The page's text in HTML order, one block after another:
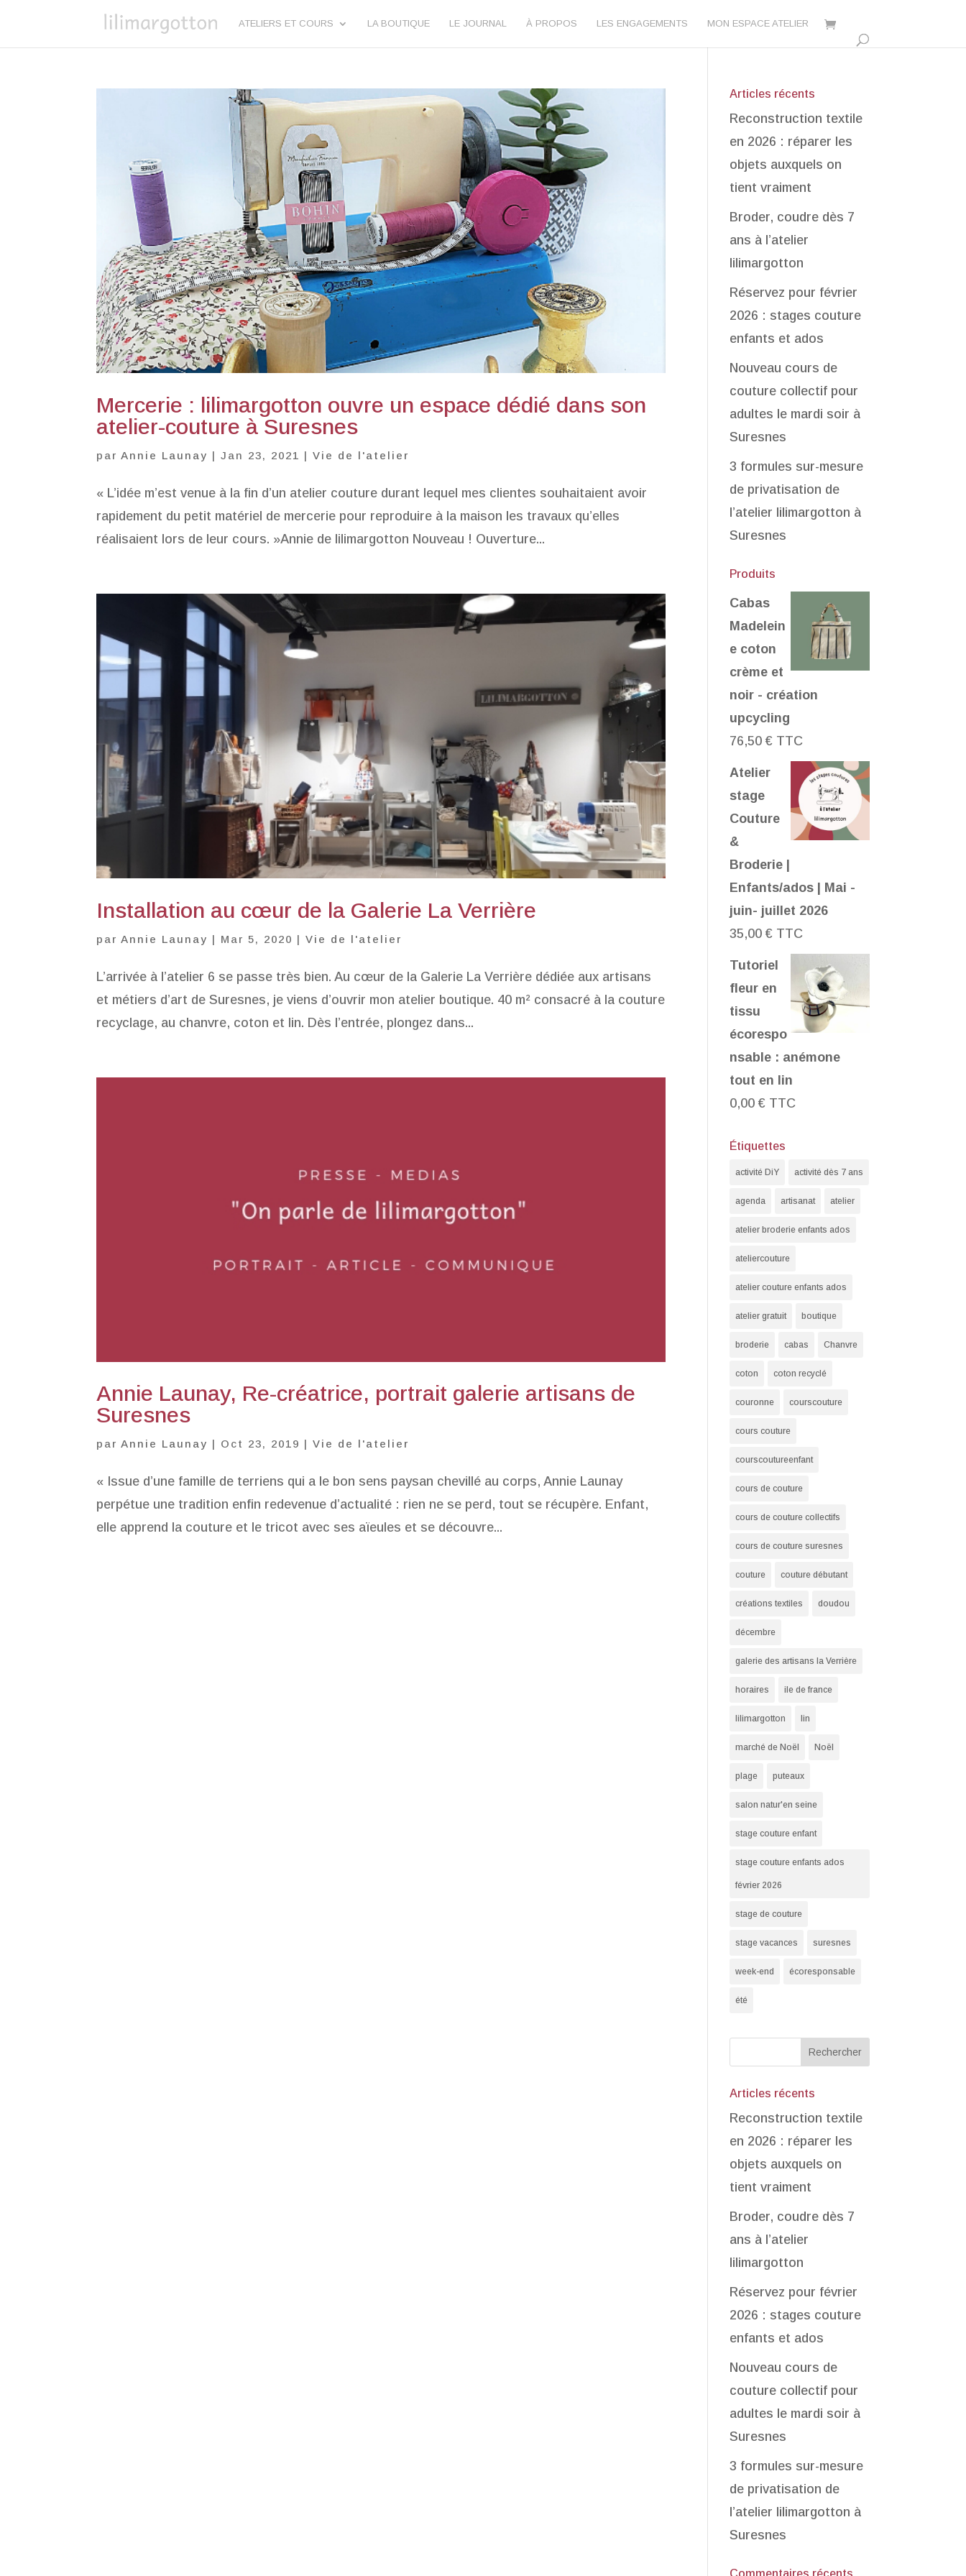
ATELIERS ET COURS LA BOUTIQUE LE JOURNAL À PROPOS LES ENGAGEMENTS MON ESPACE ATELIER
Mercerie : lilimargotton ouvre un espace dédié dans son
atelier-couture à Suresnes
parAnnie Launay |Jan 23, 2021 |Vie de l'atelier
« L’idée m’est venue à la fin d’un atelier couture durant lequel mes clientes souhaitaient avoir
rapidement du petit matériel de mercerie pour reproduire à la maison les travaux qu’elles
réalisaient lors de leur cours. »Annie de lilimargotton Nouveau ! Ouverture...
Installation au cœur de la Galerie La Verrière
parAnnie Launay | Mar 5, 2020 |Vie de l'atelier
L’arrivée à l’atelier 6 se passe très bien. Au cœur de la Galerie La Verrière dédiée aux artisans
et métiers d’art de Suresnes, je viens d’ouvrir mon atelier boutique. 40 m² consacré à la couture
recyclage, au chanvre, coton et lin. Dès l’entrée, plongez dans...
Annie Launay, Re-créatrice, portrait galerie artisans de
Suresnes
parAnnie Launay | Oct 23, 2019 |Vie de l'atelier
« Issue d’une famille de terriens qui a le bon sens paysan chevillé au corps, Annie Launay
perpétue une tradition enfin redevenue d’actualité : rien ne se perd, tout se récupère. Enfant,
elle apprend la couture et le tricot avec ses aïeules et se découvre...
Articles récents
Reconstruction textile
en 2026 : réparer les
objets auxquels on
tient vraiment
Broder, coudre dès 7
ans à l’atelier
lilimargotton
Réservez pour février
2026 : stages couture
enfants et ados
Nouveau cours de
couture collectif pour
adultes le mardi soir à
Suresnes
3 formules sur-mesure
de privatisation de
l’atelier lilimargotton à
Suresnes
Produits
Cabas
Madelein
e coton
crème et
noir - création
upcycling
76,50€ TTC
Atelier
stage
Couture
&
Broderie |
Enfants/ados | Mai -
juin- juillet 2026
35,00€ TTC
Tutoriel
fleur en
tissu
écorespo
nsable : anémone
tout en lin
0,00€ TTC
Étiquettes
activité DiY activité dès 7 ans
agenda artisanat atelier
atelier broderie enfants ados
ateliercouture
atelier couture enfants ados
atelier gratuit boutique
broderie cabas Chanvre
coton coton recyclé
couronne courscouture
cours couture
courscoutureenfant
cours de couture
cours de couture collectifs
cours de couture suresnes
couture couture débutant
créations textiles doudou
décembre
galerie des artisans la Verrière
horaires ile de france
lilimargotton lin
marché de Noël Noël
plage puteaux
salon natur'en seine
stage couture enfant
stage couture enfants ados
février 2026
stage de couture
stage vacances suresnes
week-end écoresponsable
été
Articles récents
Reconstruction textile
en 2026 : réparer les
objets auxquels on
tient vraiment
Broder, coudre dès 7
ans à l’atelier
lilimargotton
Réservez pour février
2026 : stages couture
enfants et ados
Nouveau cours de
couture collectif pour
adultes le mardi soir à
Suresnes
3 formules sur-mesure
de privatisation de
l’atelier lilimargotton à
Suresnes
Commentaires récents